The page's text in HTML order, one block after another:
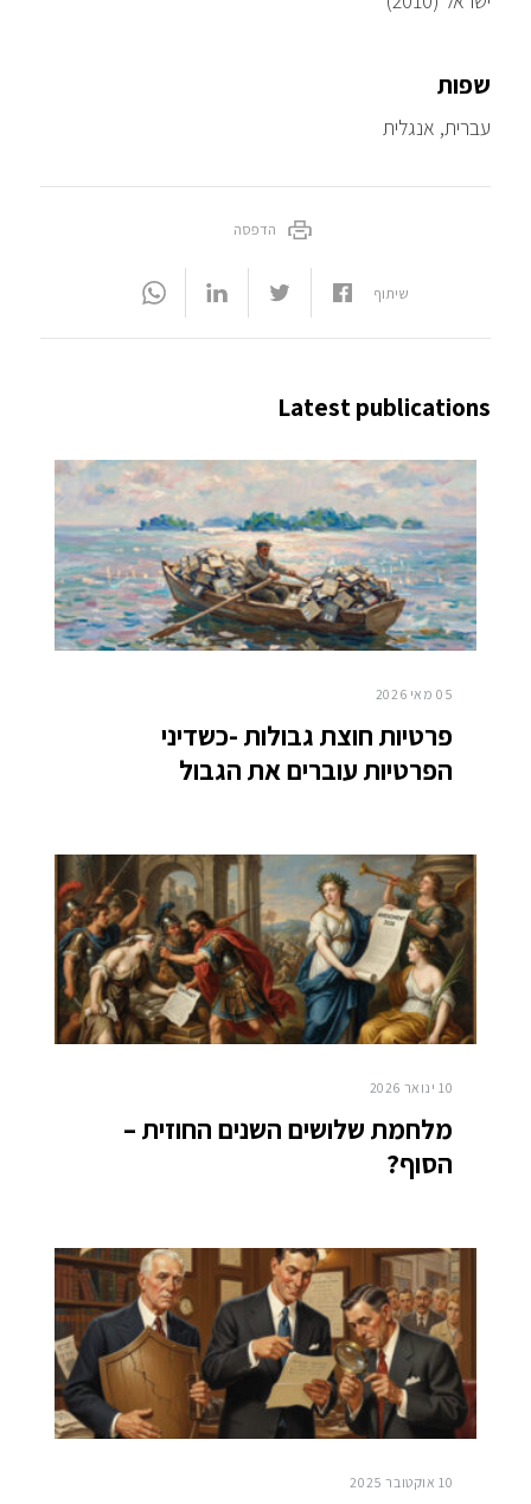
שפות
עברית, אנגלית
Latest publications
05 מאי 2026
פרטיות חוצת גבולות -כשדיני
הפרטיות עוברים את הגבול
10 ינואר 2026
מלחמת שלושים השנים החוזית –
הסוף?
10 אוקטובר 2025
הדפסה
שיתוף